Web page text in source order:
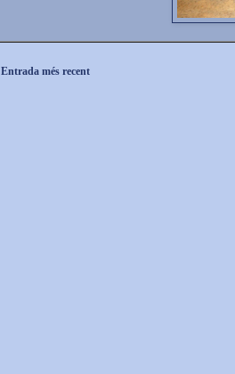
Entrada més recent